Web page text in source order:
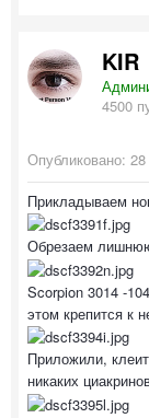
KIR
4500
Опубликовано:
Прикладываем
Обрезаем
Scorpion 3014 -
этом крепится к
Приложили,
никаких